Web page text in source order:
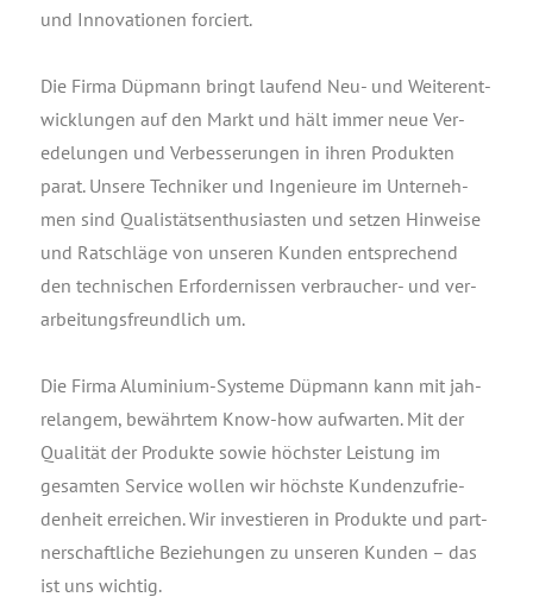
und Inno­va­tio­nen forciert.
Die Fir­ma Düp­mann bringt lau­fend Neu- und Wei­ter­ent­
wick­lun­gen auf den Markt und hält immer neue Ver­
ede­lun­gen und Ver­bes­se­run­gen in ihren Pro­duk­ten
parat. Unse­re Tech­ni­ker und Inge­nieu­re im Unter­neh­
men sind Qua­listäts­en­thu­si­as­ten und set­zen Hin­wei­se
und Rat­schlä­ge von unse­ren Kun­den ent­spre­chend
den tech­ni­schen Erfor­der­nis­sen ver­brau­cher- und ver­
ar­bei­tungs­freund­lich um.
Die Fir­ma Alu­mi­ni­um-Sys­te­me Düp­mann kann mit jah­
re­lan­gem, bewähr­tem Know-how auf­war­ten. Mit der
Qua­li­tät der Pro­duk­te sowie höchs­ter Leis­tung im
gesam­ten Ser­vice wol­len wir höchs­te Kun­den­zu­frie­
den­heit errei­chen. Wir inves­tie­ren in Pro­duk­te und part­
ner­schaft­li­che Bezie­hun­gen zu unse­ren Kun­den – das
ist uns wichtig.